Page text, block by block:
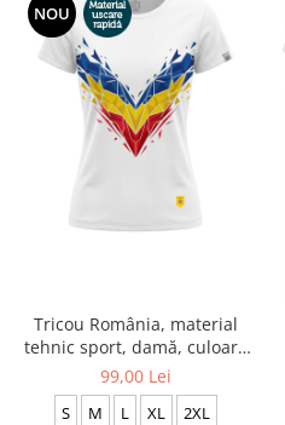
NOU
Tricou România, material
tehnic sport, damă, culoare
albă CS73
99,00 Lei
S M L XL 2XL